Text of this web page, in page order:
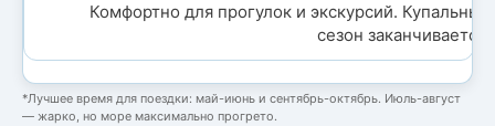
Комфортно для прогулок и экскурсий. Купальный
сезон заканчивается.
*Лучшее время для поездки: май-июнь и сентябрь-октябрь. Июль-август
— жарко, но море максимально прогрето.